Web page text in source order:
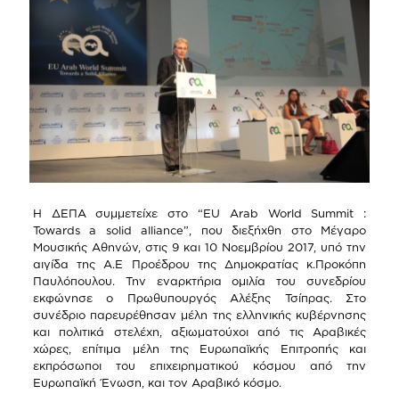
Η ΔΕΠΑ συμμετείχε στο “EU Arab World Summit :
Τοwards a solid alliance”, που διεξήχθη στο Μέγαρο
Μουσικής Αθηνών, στις 9 και 10 Νοεμβρίου 2017, υπό την
αιγίδα της Α.Ε Προέδρου της Δημοκρατίας κ.Προκόπη
Παυλόπουλου. Την εναρκτήρια ομιλία του συνεδρίου
εκφώνησε ο Πρωθυπουργός Αλέξης Τσίπρας. Στο
συνέδριο παρευρέθησαν μέλη της ελληνικής κυβέρνησης
και πολιτικά στελέχη, αξιωματούχοι από τις Αραβικές
χώρες, επίτιμα μέλη της Ευρωπαϊκής Επιτροπής και
εκπρόσωποι του επιχειρηματικού κόσμου από την
Ευρωπαϊκή Ένωση, και τον Αραβικό κόσμο.